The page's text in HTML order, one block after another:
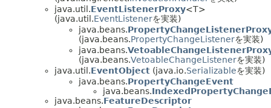
java.util.EventListenerProxy<T>
(java.util.EventListenerを実装)
java.beans.
(java.beans.PropertyChangeListenerを実装)
java.beans.
(java.beans.VetoableChangeListenerを実装)
java.util.EventObject (java.io.Serializableを実装)
java.beans.PropertyChangeEvent
java.beans.
java.beans.FeatureDescriptor